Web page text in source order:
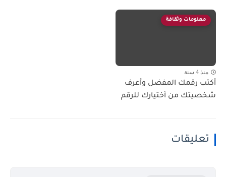
معلومات وثقافة
منذ 4 سنة
أكتب رقمك المفضل وأعرف
شخصيتك من أختيارك للرقم
تعليقات